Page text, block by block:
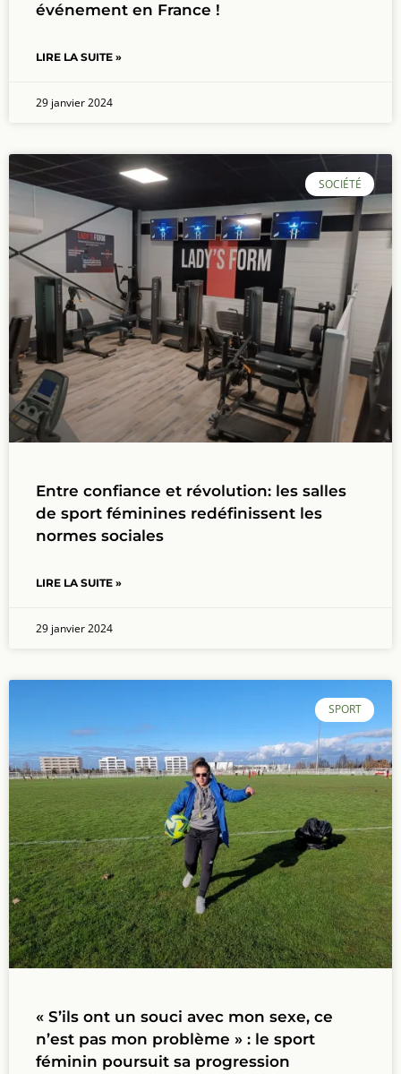
événement en France !
LIRE LA SUITE »
29 janvier 2024
SOCIÉTÉ
Entre confiance et révolution: les salles
de sport féminines redéfinissent les
normes sociales
LIRE LA SUITE »
29 janvier 2024
SPORT
« S’ils ont un souci avec mon sexe, ce
n’est pas mon problème » : le sport
féminin poursuit sa progression